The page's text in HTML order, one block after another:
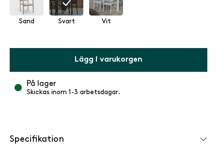
Sand Svart Vit
Lägg i varukorgen
På lager
Skickas inom 1-3 arbetsdagar.
Specifikation